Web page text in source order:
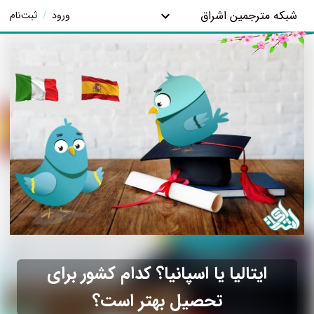
شبکه مترجمین اشراق ورود / ثبت‌نام
ایتالیا یا اسپانیا؟ کدام کشور برای
تحصیل بهتر است؟